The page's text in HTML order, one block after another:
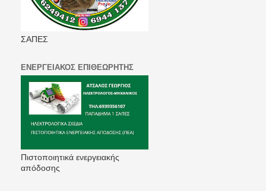
ΣΑΠΕΣ
ΕΝΕΡΓΕΙΑΚΟΣ ΕΠΙΘΕΩΡΗΤΗΣ
Πιστοποιητικά ενεργειακής
απόδοσης